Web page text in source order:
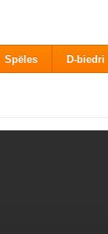
Spēles D-biedri